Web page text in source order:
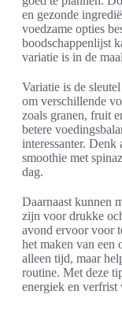
en gezonde
voedzame opties
boodschappenlijst
variatie is in de
Variatie is de
om verschillende
zoals granen, fruit
betere
interessanter. Denk
smoothie met
dag.
Daarnaast kunnen
zijn voor drukke
avond ervoor voor
het maken van een
alleen tijd, maar
routine. Met deze
energiek en verfrist